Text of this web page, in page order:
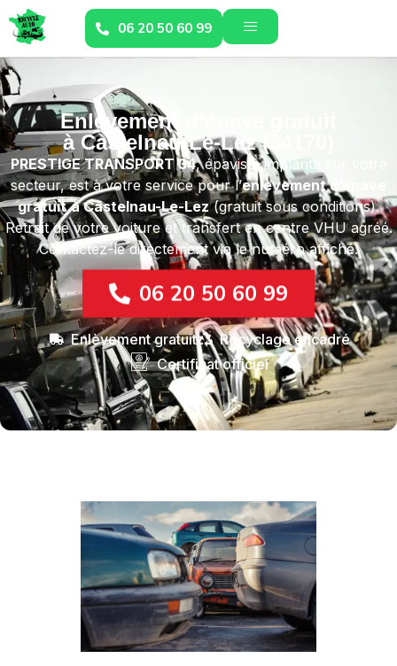
06 20 50 60 99
Enlèvement d’épave gratuit
à Castelnau-Le-Lez (34170)
PRESTIGE TRANSPORT 34, épaviste implanté sur votre
secteur, est à votre service pour l’enlèvement d’épave
gratuit à Castelnau-Le-Lez(gratuit sous conditions).
Retrait de votre voiture et transfert en centre VHU agréé.
Contactez-le directement via le numéro affiché.
06 20 50 60 99
Enlèvement gratuit
Recyclage encadré
Certificat officiel